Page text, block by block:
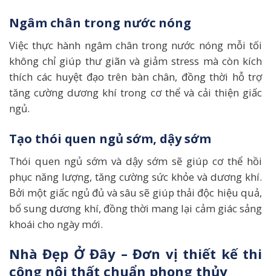
Ngâm chân trong nước nóng
Việc thực hành ngâm chân trong nước nóng mỗi tối
không chỉ giúp thư giãn và giảm stress mà còn kích
thích các huyệt đạo trên bàn chân, đồng thời hỗ trợ
tăng cường dương khí trong cơ thể và cải thiện giấc
ngủ.
Tạo thói quen ngủ sớm, dậy sớm
Thói quen ngủ sớm và dậy sớm sẽ giúp cơ thể hồi
phục năng lượng, tăng cường sức khỏe và dương khí.
Bởi một giấc ngủ đủ và sâu sẽ giúp thải độc hiệu quả,
bổ sung dương khí, đồng thời mang lại cảm giác sảng
khoái cho ngày mới.
Nhà Đẹp Ở Đây – Đơn vị thiết kế thi
công nội thất chuẩn phong thủy